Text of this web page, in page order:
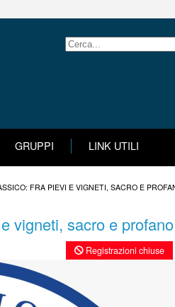
GRUPPI LINK UTILI
FRA PIEVI E VIGNETI, SACRO E
vigneti, sacro e profano
Registrazioni chiuse